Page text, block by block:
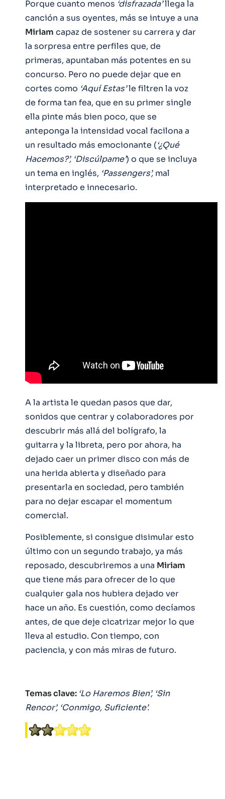
Porque cuanto menos ‘disfrazada’llega la
canción a sus oyentes, más se intuye a una
Miriam capaz de sostener su carrera y dar
la sorpresa entre perfiles que, de
primeras, apuntaban más potentes en su
concurso. Pero no puede dejar que en
cortes como ‘Aquí Estas’le filtren la voz
de forma tan fea, que en su primer single
ella pinte más bien poco, que se
anteponga la intensidad vocal facilona a
un resultado más emocionante (‘¿Qué
Hacemos?’, ‘Discúlpame’) o que se incluya
un tema en inglés, ‘Passengers’, mal
interpretado e innecesario.
A la artista le quedan pasos que dar,
sonidos que centrar y colaboradores por
descubrir más allá del bolígrafo, la
guitarra y la libreta, pero por ahora, ha
dejado caer un primer disco con más de
una herida abierta y diseñado para
presentarla en sociedad, pero también
para no dejar escapar el momentum
comercial.
Posiblemente, si consigue disimular esto
último con un segundo trabajo, ya más
reposado, descubriremos a una Miriam
que tiene más para ofrecer de lo que
cualquier gala nos hubiera dejado ver
hace un año. Es cuestión, como decíamos
antes, de que deje cicatrizar mejor lo que
lleva al estudio. Con tiempo, con
paciencia, y con más miras de futuro.
Temas clave: ‘Lo Haremos Bien’, ‘Sin
Rencor’, ‘Conmigo, Suficiente’.